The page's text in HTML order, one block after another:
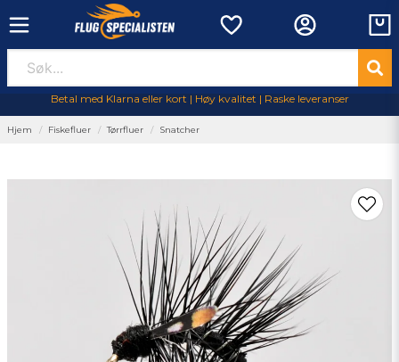
Betal med Klarna eller kort | Høy kvalitet | Raske leveranser
Hjem Fiskefluer Tørrfluer Snatcher